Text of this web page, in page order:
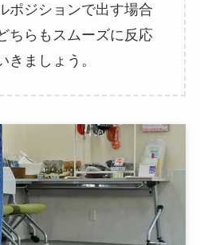
ポジションで出す場合
ちらもスムーズに反応
きましょう。